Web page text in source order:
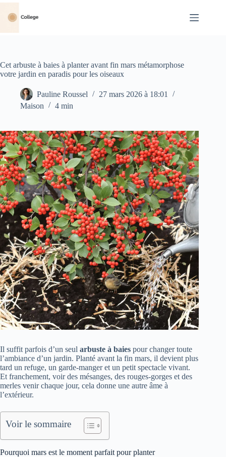
Passer
contenu
Cet arbuste à baies à planter avant fin mars métamorphose
votre jardin en paradis pour les oiseaux
Pauline Roussel
27 mars 2026 à 18:01
Maison
4 min
Il suffit parfois d’un seul arbuste à baies pour changer toute
l’ambiance d’un jardin. Planté avant la fin mars, il devient plus
tard un refuge, un garde-manger et un petit spectacle vivant.
Et franchement, voir des mésanges, des rouges-gorges et des
merles venir chaque jour, cela donne une autre âme à
l’extérieur.
Voir le sommaire
Pourquoi mars est le moment parfait pour planter